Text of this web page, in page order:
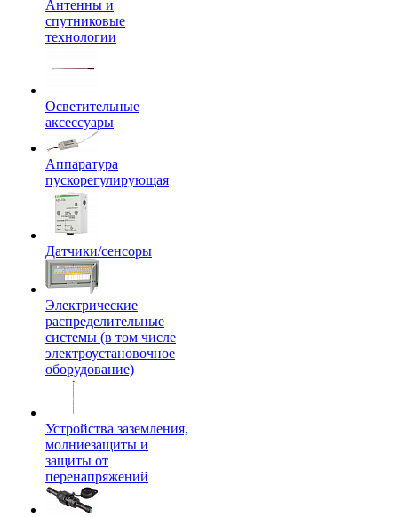
Антенны и
спутниковые
технологии
Осветительные
аксессуары
Аппаратура
пускорегулирующая
Датчики/сенсоры
Электрические
распределительные
системы (в том числе
электроустановочное
оборудование)
Устройства заземления,
молниезащиты и
защиты от
перенапряжений